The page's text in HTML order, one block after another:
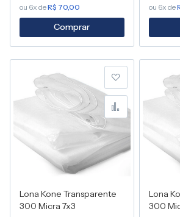
ou 6x deR$ 70,00
Comprar
ou 6x de
Lona Kone Transparente
300 Micra 7x3
Adicionar
Adicionar
Lona
300